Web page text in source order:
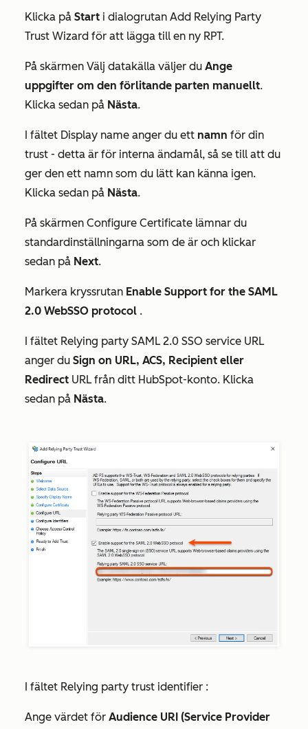
Klicka på Start i dialogrutan Add Relying Party
Trust Wizard för att lägga till en ny RPT.
På skärmen Välj datakälla väljer du Ange
uppgifter om den förlitande parten manuellt.
Klicka sedan på Nästa.
I fältet Display name anger du ett namn för din
trust - detta är för interna ändamål, så se till att du
ger den ett namn som du lätt kan känna igen.
Klicka sedan på Nästa.
På skärmen Configure Certificate lämnar du
standardinställningarna som de är och klickar
sedan på Next.
Markera kryssrutan Enable Support for the SAML
2.0 WebSSO protocol .
I fältet Relying party SAML 2.0 SSO service URL
anger du Sign on URL, ACS, Recipient eller
Redirect URL från ditt HubSpot-konto. Klicka
sedan på Nästa.
I fältet Relying party trust identifier :
Ange värdet för Audience URI (Service Provider